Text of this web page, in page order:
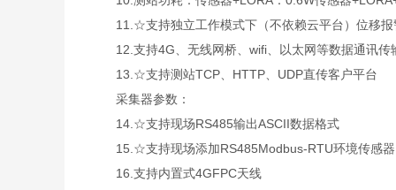
11.☆支持独立工作模式下（不依赖云平台）位移报
12.支持4G、无线网桥、wifi、以太网等数据通讯传
13.☆支持测站TCP、HTTP、UDP直传客户平台
采集器参数：
14.☆支持现场RS485输出ASCII数据格式
15.☆支持现场添加RS485Modbus-RTU环境传感器
16.支持内置式4GFPC天线